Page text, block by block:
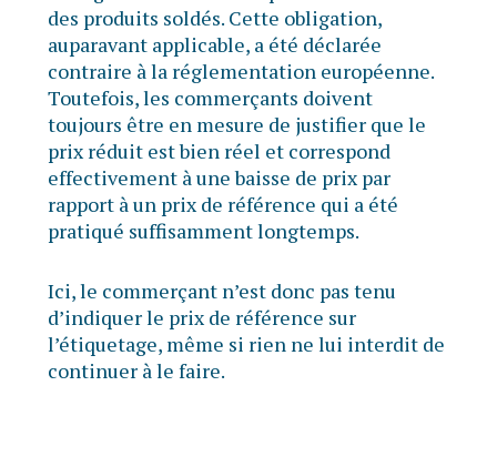
des produits soldés. Cette obligation,
auparavant applicable, a été déclarée
contraire à la réglementation européenne.
Toutefois, les commerçants doivent
toujours être en mesure de justifier que le
prix réduit est bien réel et correspond
effectivement à une baisse de prix par
rapport à un prix de référence qui a été
pratiqué suffisamment longtemps.
Ici, le commerçant n’est donc pas tenu
d’indiquer le prix de référence sur
l’étiquetage, même si rien ne lui interdit de
continuer à le faire.